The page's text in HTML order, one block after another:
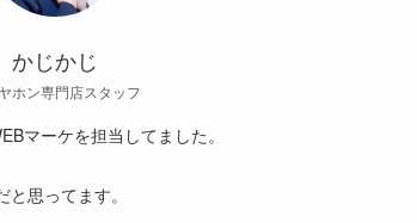
かじかじ
ホン専門店スタッフ
マーケを担当してました。
思ってます。